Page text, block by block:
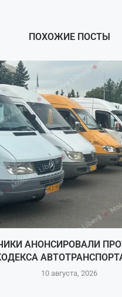
ПОХОЖИЕ ПОСТЫ
АНОНСИРОВАЛИ
10 августа, 2026